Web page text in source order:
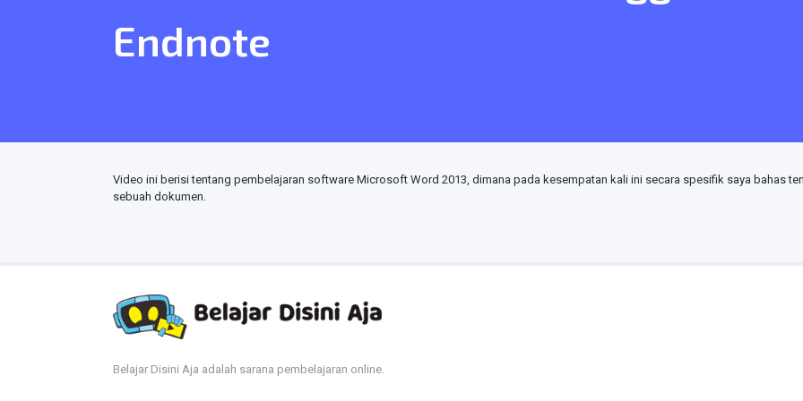
Endnote
Video ini berisi tentang pembelajaran software Microsoft Word 2013, dimana pada kesempatan kali ini secara spesifik saya bahas
sebuah dokumen.
Belajar Disini Aja adalah sarana pembelajaran online.